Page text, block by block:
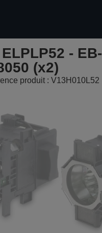
- EB-
(x2)
produit : V13H010L52